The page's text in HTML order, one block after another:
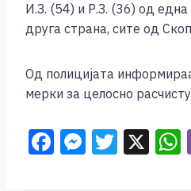
И.З. (54) и Р.З. (36) од
друга страна, сите од
Од полицијата
мерки за целосно
F M T X